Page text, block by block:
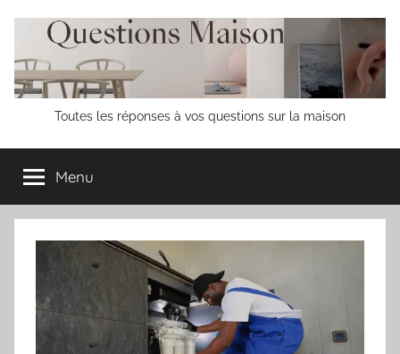
contenu
Questions
Maison
Toutes les réponses à vos questions sur la maison
Menu